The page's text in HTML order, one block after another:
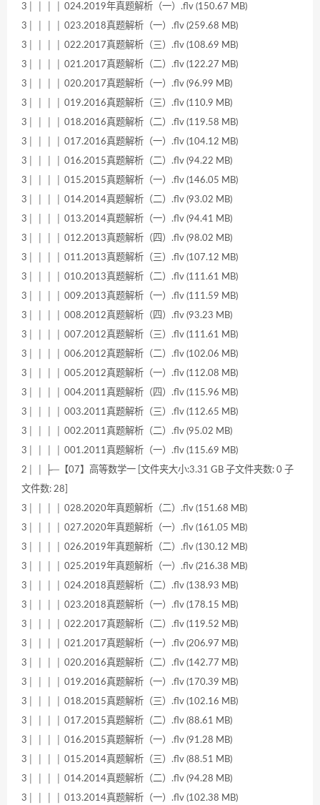
3│ │ │ │ 024.2019年真题解析（一）.flv (150.67 MB)
3│ │ │ │ 023.2018真题解析（一）.flv (259.68 MB)
3│ │ │ │ 022.2017真题解析（三）.flv (108.69 MB)
3│ │ │ │ 021.2017真题解析（二）.flv (122.27 MB)
3│ │ │ │ 020.2017真题解析（一）.flv (96.99 MB)
3│ │ │ │ 019.2016真题解析（三）.flv (110.9 MB)
3│ │ │ │ 018.2016真题解析（二）.flv (119.58 MB)
3│ │ │ │ 017.2016真题解析（一）.flv (104.12 MB)
3│ │ │ │ 016.2015真题解析（二）.flv (94.22 MB)
3│ │ │ │ 015.2015真题解析（一）.flv (146.05 MB)
3│ │ │ │ 014.2014真题解析（二）.flv (93.02 MB)
3│ │ │ │ 013.2014真题解析（一）.flv (94.41 MB)
3│ │ │ │ 012.2013真题解析（四）.flv (98.02 MB)
3│ │ │ │ 011.2013真题解析（三）.flv (107.12 MB)
3│ │ │ │ 010.2013真题解析（二）.flv (111.61 MB)
3│ │ │ │ 009.2013真题解析（一）.flv (111.59 MB)
3│ │ │ │ 008.2012真题解析（四）.flv (93.23 MB)
3│ │ │ │ 007.2012真题解析（三）.flv (111.61 MB)
3│ │ │ │ 006.2012真题解析（二）.flv (102.06 MB)
3│ │ │ │ 005.2012真题解析（一）.flv (112.08 MB)
3│ │ │ │ 004.2011真题解析（四）.flv (115.96 MB)
3│ │ │ │ 003.2011真题解析（三）.flv (112.65 MB)
3│ │ │ │ 002.2011真题解析（二）.flv (95.02 MB)
3│ │ │ │ 001.2011真题解析（一）.flv (115.69 MB)
2│ │ ├─【07】高等数学一 [文件夹大小:3.31 GB 子文件夹数: 0 子
文件数: 28]
3│ │ │ │ 028.2020年真题解析（二）.flv (151.68 MB)
3│ │ │ │ 027.2020年真题解析（一）.flv (161.05 MB)
3│ │ │ │ 026.2019年真题解析（二）.flv (130.12 MB)
3│ │ │ │ 025.2019年真题解析（一）.flv (216.38 MB)
3│ │ │ │ 024.2018真题解析（二）.flv (138.93 MB)
3│ │ │ │ 023.2018真题解析（一）.flv (178.15 MB)
3│ │ │ │ 022.2017真题解析（二）.flv (119.52 MB)
3│ │ │ │ 021.2017真题解析（一）.flv (206.97 MB)
3│ │ │ │ 020.2016真题解析（二）.flv (142.77 MB)
3│ │ │ │ 019.2016真题解析（一）.flv (170.39 MB)
3│ │ │ │ 018.2015真题解析（三）.flv (102.16 MB)
3│ │ │ │ 017.2015真题解析（二）.flv (88.61 MB)
3│ │ │ │ 016.2015真题解析（一）.flv (91.28 MB)
3│ │ │ │ 015.2014真题解析（三）.flv (88.51 MB)
3│ │ │ │ 014.2014真题解析（二）.flv (94.28 MB)
3│ │ │ │ 013.2014真题解析（一）.flv (102.38 MB)